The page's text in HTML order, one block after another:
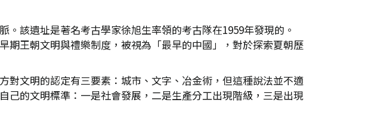
該遺址是著名考古學家徐旭生率領的考古隊在1959年發現的。
王朝文明與禮樂制度，被視為「最早的中國」，對於探索夏朝歷
文明的認定有三要素：城市、文字、冶金術，但這種說法並不適
己的文明標準：一是社會發展，二是生產分工出現階級，三是出現